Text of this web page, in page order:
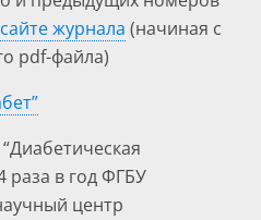
журнала (начиная с
pdf-файла)
раза в год ФГБУ
центр